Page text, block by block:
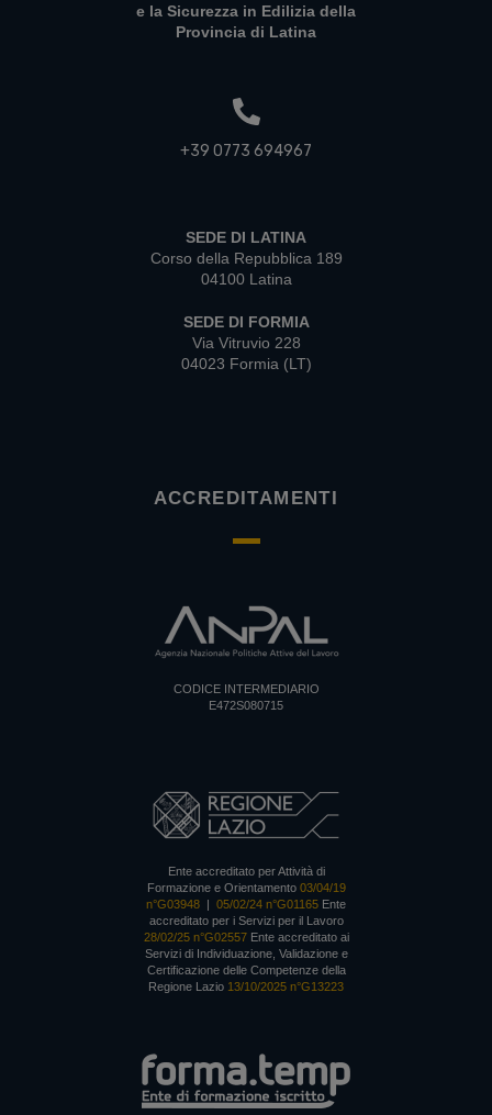
e la Sicurezza in Edilizia della
Provincia di Latina
+39 0773 694967
SEDE DI LATINA
Corso della Repubblica 189
04100 Latina
SEDE DI FORMIA
Via Vitruvio 228
04023 Formia (LT)
ACCREDITAMENTI
CODICE INTERMEDIARIO
E472S080715
Ente accreditato per Attività di
Formazione e Orientamento 03/04/19
n°G03948 | 05/02/24 n°G01165 Ente
accreditato per i Servizi per il Lavoro
28/02/25 n°G02557Ente accreditato ai
Servizi di Individuazione, Validazione e
Certificazione delle Competenze della
Regione Lazio 13/10/2025 n°G13223